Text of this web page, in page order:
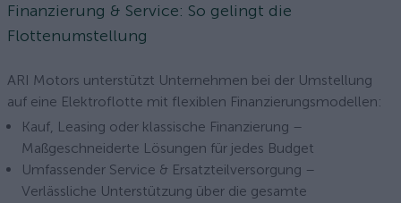
Finanzierung & Service: So gelingt die
Flottenumstellung
ARI Motors unterstützt Unternehmen bei der Umstellung
auf eine Elektroflotte mit flexiblen Finanzierungsmodellen:
Kauf, Leasing oder klassische Finanzierung –
Maßgeschneiderte Lösungen für jedes Budget
Umfassender Service & Ersatzteilversorgung –
Verlässliche Unterstützung über die gesamte